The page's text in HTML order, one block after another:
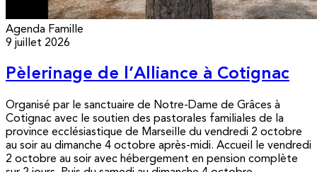
Agenda Famille
9 juillet 2026
Pèlerinage de l’Alliance à Cotignac
Organisé par le sanctuaire de Notre-Dame de Grâces à
Cotignac avec le soutien des pastorales familiales de la
province ecclésiastique de Marseille du vendredi 2 octobre
au soir au dimanche 4 octobre après-midi. Accueil le vendredi
2 octobre au soir avec hébergement en pension complète